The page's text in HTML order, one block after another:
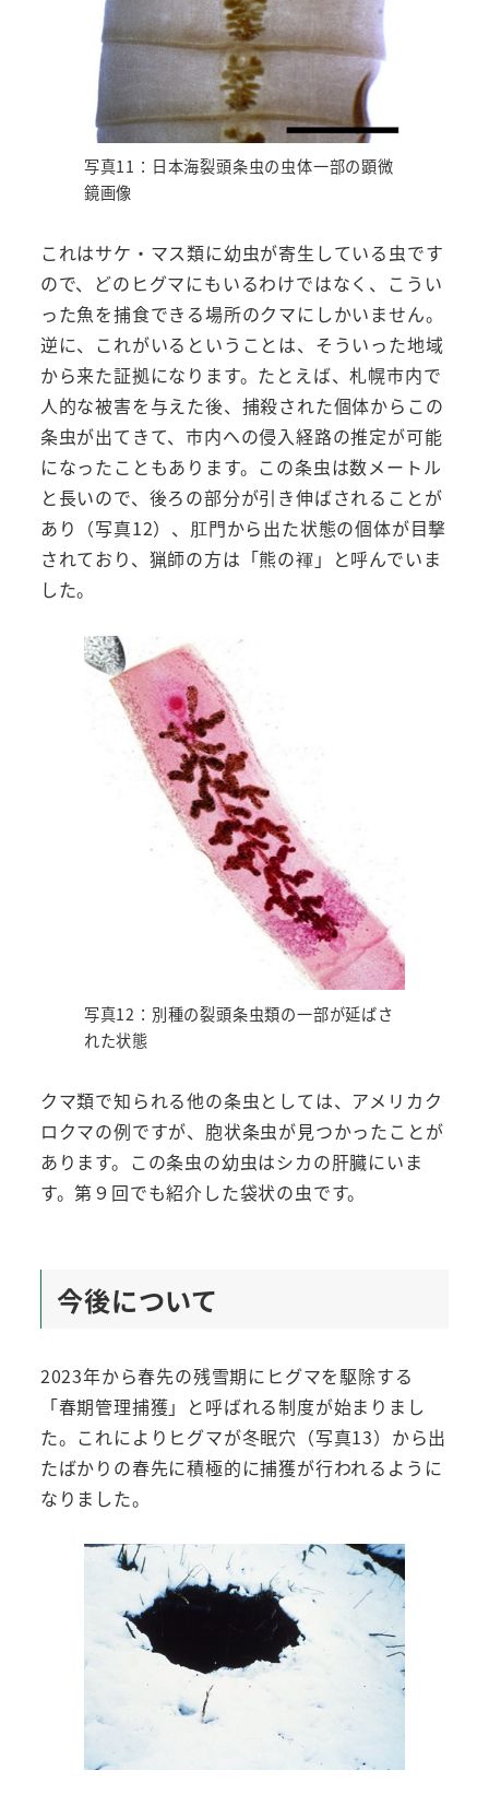
写真11：日本海裂頭条虫の虫体一部の顕微
鏡画像
これはサケ・マス類に幼虫が寄生している虫です
ので、どのヒグマにもいるわけではなく、こうい
った魚を捕食できる場所のクマにしかいません。
逆に、これがいるということは、そういった地域
から来た証拠になります。たとえば、札幌市内で
人的な被害を与えた後、捕殺された個体からこの
条虫が出てきて、市内への侵入経路の推定が可能
になったこともあります。この条虫は数メートル
と長いので、後ろの部分が引き伸ばされることが
あり（写真12）、肛門から出た状態の個体が目撃
されており、猟師の方は「熊の褌」と呼んでいま
した。
写真12：別種の裂頭条虫類の一部が延ばさ
れた状態
クマ類で知られる他の条虫としては、アメリカク
ロクマの例ですが、胞状条虫が見つかったことが
あります。この条虫の幼虫はシカの肝臓にいま
す。第９回でも紹介した袋状の虫です。
今後について
2023年から春先の残雪期にヒグマを駆除する
「春期管理捕獲」と呼ばれる制度が始まりまし
た。これによりヒグマが冬眠穴（写真13）から出
たばかりの春先に積極的に捕獲が行われるように
なりました。